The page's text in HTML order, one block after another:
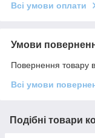
Всі умови оплати
Умови
Повернення товару
Всі умови
Подібні товари